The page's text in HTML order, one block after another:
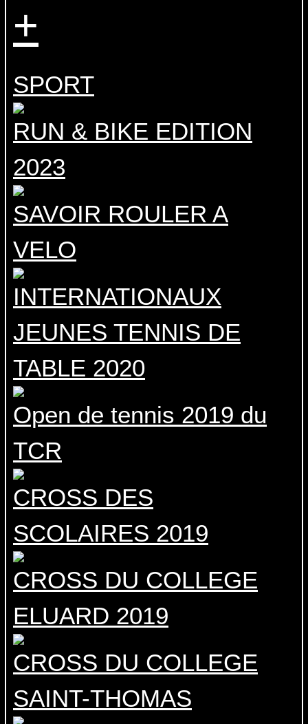
+
SPORT
RUN & BIKE EDITION
2023
SAVOIR ROULER A
VELO
INTERNATIONAUX
JEUNES TENNIS DE
TABLE 2020
Open de tennis 2019 du
TCR
CROSS DES
SCOLAIRES 2019
CROSS DU COLLEGE
ELUARD 2019
CROSS DU COLLEGE
SAINT-THOMAS